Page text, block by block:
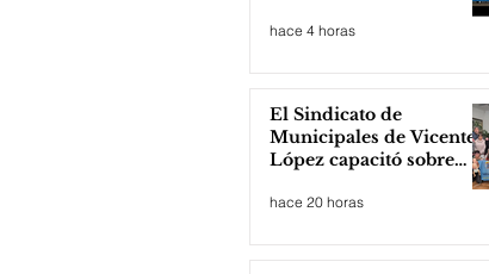
hace 4 horas
El Sindicato de
Municipales de Vicente
López capacitó sobre
hace 20 horas